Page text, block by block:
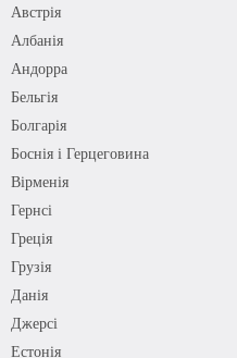
Австрія
Албанія
Андорра
Бельгія
Болгарія
Боснія і Герцеговина
Вірменія
Гернсі
Греція
Грузія
Данія
Джерсі
Естонія